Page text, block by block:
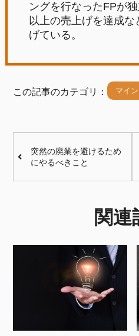
ングを行なったFPが
以上の売上げを達成な
げている。
この記事のカテゴリ： マイ
突然の廃業を避けるため
にやるべきこと
関連